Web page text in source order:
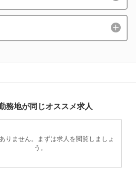
務地が同じオススメ求人
りません。まずは求人を閲覧しましょ
う。